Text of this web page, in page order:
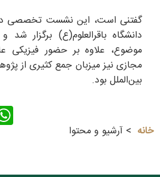
گفتنی است، این نشست تخصصی
دانشگاه باقرالعلوم(ع) برگزار
موضوع، علاوه بر حضور فیزیکی
مجازی نیز میزبان جمع کثیری از
بین‌الملل بود.
خانه
آرشیو و محتوا